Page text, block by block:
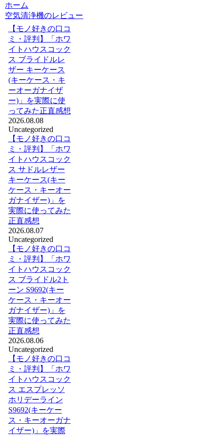
ホーム
空気清浄機のレビュー
【モノ好きの口コ
ミ・評判】「ホワ
イトハウスコック
ス ブライドルレ
ザー キーケース
(キーケース・キ
ーオーガナイザ
ー)」を実際に使
ってみた正直感想
2026.08.08
Uncategorized
【モノ好きの口コ
ミ・評判】「ホワ
イトハウスコック
ス サドルレザー
キーケース(キー
ケース・キーオー
ガナイザー)」を
実際に使ってみた
正直感想
2026.08.07
Uncategorized
【モノ好きの口コ
ミ・評判】「ホワ
イトハウスコック
ス ブライドル2ト
ーン S9692(キー
ケース・キーオー
ガナイザー)」を
実際に使ってみた
正直感想
2026.08.06
Uncategorized
【モノ好きの口コ
ミ・評判】「ホワ
イトハウスコック
ス エスプレッソ
ホリデーライン
S9692(キーケー
ス・キーオーガナ
イザー)」を実際